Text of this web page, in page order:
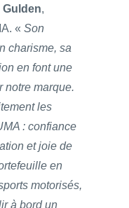
Gulden,
« Son
charisme, sa
en font une
notre marque.
les
: confiance
et joie de
en
motorisés,
à bord un